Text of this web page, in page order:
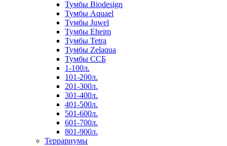
Тумбы Biodesign
Тумбы Aquael
Тумбы Juwel
Тумбы Eheim
Тумбы Tetra
Тумбы Zelaqua
Тумбы ССБ
1-100л.
101-200л.
201-300л.
301-400л.
401-500л.
501-600л.
601-700л.
801-900л.
Террариумы